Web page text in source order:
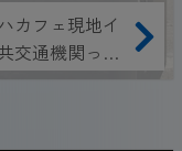
カフェ現地イ
交通機関って
トの購入方法